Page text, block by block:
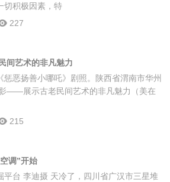
切积极因素，特
227
艺术的非凡魅力
惩恶扬善小哪吒》剧照。陕西省渭南市华州
215
调”开始
四川省广汉市三星堆